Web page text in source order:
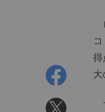
得
大